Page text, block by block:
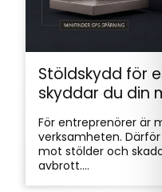
Stöldskydd för
skyddar du din
För entreprenörer är
verksamheten.
mot stölder och
avbrott....